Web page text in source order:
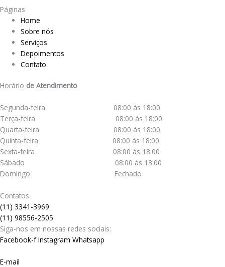
Páginas
Home
Sobre nós
Serviços
Depoimentos
Contato
Horário de Atendimento
Segunda-feira 08:00 às 18:00
Terça-feira 08:00 às 18:00
Quarta-feira 08:00 às 18:00
Quinta-feira 08:00 às 18:00
Sexta-feira 08:00 às 18:00
Sábado 08:00 às 13:00
Domingo Fechado
Contatos
(11) 3341-3969
(11) 98556-2505
Siga-nos em nossas redes sociais:
Facebook-fInstagram Whatsapp
E-mail